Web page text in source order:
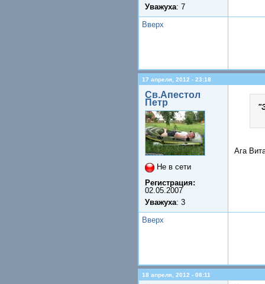
Уважуха: 7
Вверх
17 апреля, 2012 - 23:18
Св.Апестол
Петр
Не в сети
Регистрация:
02.05.2007
Уважуха: 3
Ага
Вверх
18 апреля, 2012 - 08:11